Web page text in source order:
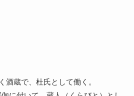
酒蔵で、杜氏として働く。